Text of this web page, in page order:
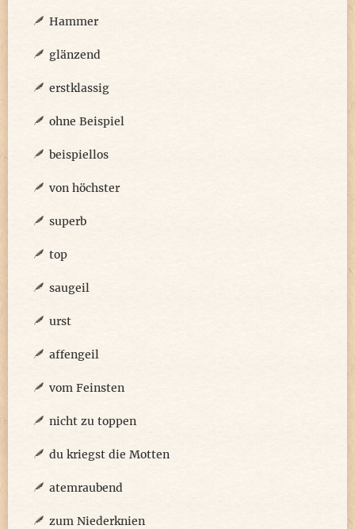
Hammer
glänzend
erstklassig
ohne Beispiel
beispiellos
von höchster
superb
top
saugeil
urst
affengeil
vom Feinsten
nicht zu toppen
du kriegst die Motten
atemraubend
zum Niederknien